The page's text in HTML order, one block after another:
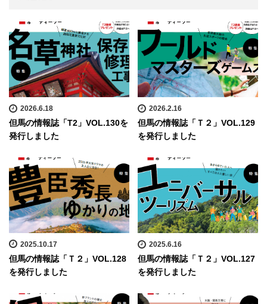
2026.6.18
但馬の情報誌「T2」VOL.130を
発行しました
2026.2.16
但馬の情報誌「Ｔ２」VOL.129
を発行しました
2025.10.17
但馬の情報誌「Ｔ２」VOL.128
を発行しました
2025.6.16
但馬の情報誌「Ｔ２」VOL.127
を発行しました